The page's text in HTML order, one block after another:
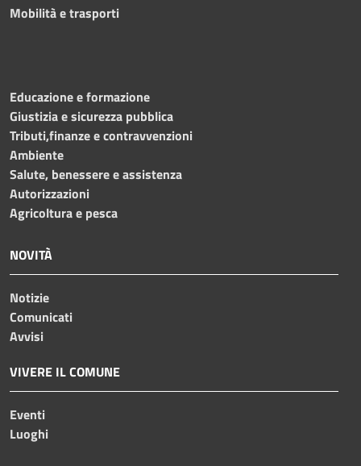
Mobilità e trasporti
Educazione e formazione
Giustizia e sicurezza pubblica
Tributi,finanze e contravvenzioni
Ambiente
Salute, benessere e assistenza
Autorizzazioni
Agricoltura e pesca
NOVITÀ
Notizie
Comunicati
Avvisi
VIVERE IL COMUNE
Eventi
Luoghi